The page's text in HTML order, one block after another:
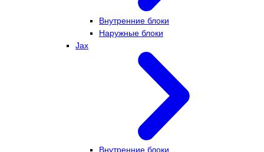
Внутренние блоки
Наружные блоки
Jax
Внутренние блоки